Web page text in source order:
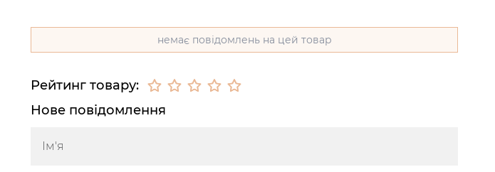
немає повідомлень на цей товар
Рейтинг товару:
Нове повідомлення